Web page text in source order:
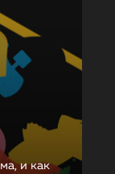
и как